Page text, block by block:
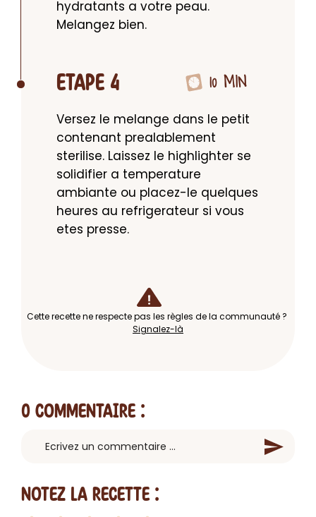
hydratants a votre peau.
Melangez bien.
ETAPE 4 10 MIN
Versez le melange dans le petit
contenant prealablement
sterilise. Laissez le highlighter se
solidifier a temperature
ambiante ou placez-le quelques
heures au refrigerateur si vous
etes presse.
Cette recette ne respecte pas les règles de la communauté ?
Signalez-là
0 Commentaire :
Notez la recette :